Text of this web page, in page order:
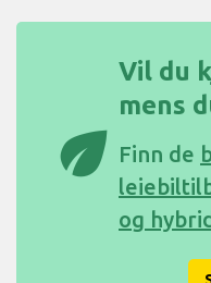
eco
Vil du
mens
Finn de
og